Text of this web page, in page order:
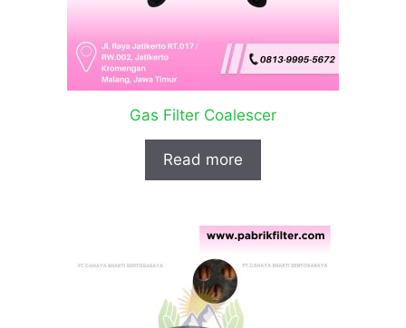
Gas Filter Coalescer
Read more